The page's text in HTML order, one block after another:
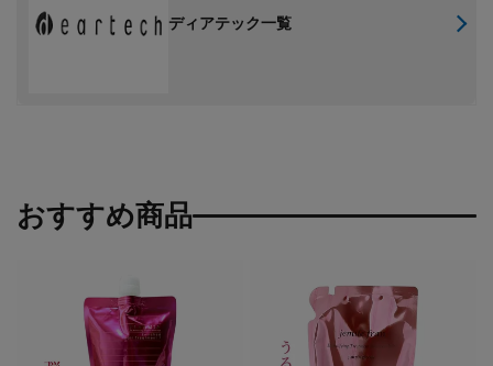
ディアテック一覧
おすすめ商品